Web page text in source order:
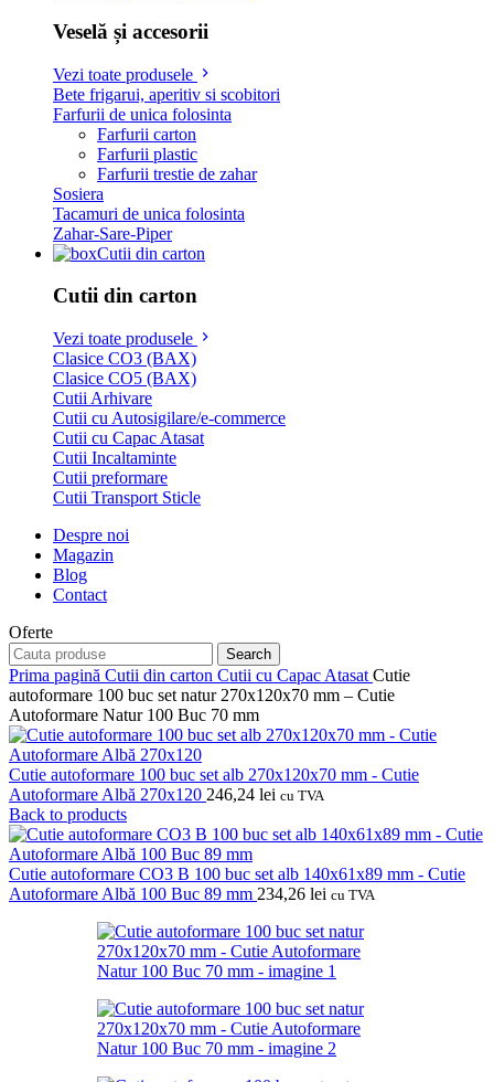
Veselă și accesorii
Vezi toate produsele
Bete frigarui, aperitiv si scobitori
Farfurii de unica folosinta
Farfurii carton
Farfurii plastic
Farfurii trestie de zahar
Sosiera
Tacamuri de unica folosinta
Zahar-Sare-Piper
Cutii din carton
Cutii din carton
Vezi toate produsele
Clasice CO3 (BAX)
Clasice CO5 (BAX)
Cutii Arhivare
Cutii cu Autosigilare/e-commerce
Cutii cu Capac Atasat
Cutii Incaltaminte
Cutii preformare
Cutii Transport Sticle
Despre noi
Magazin
Blog
Contact
Oferte
Search
Prima pagină Cutii din carton Cutii cu Capac Atasat Cutie
autoformare 100 buc set natur 270x120x70 mm – Cutie
Autoformare Natur 100 Buc 70 mm
Cutie autoformare 100 buc set alb 270x120x70 mm - Cutie
Autoformare Albă 270x120 246,24 lei cu TVA
Back to products
Cutie autoformare CO3 B 100 buc set alb 140x61x89 mm - Cutie
Autoformare Albă 100 Buc 89 mm 234,26 lei cu TVA